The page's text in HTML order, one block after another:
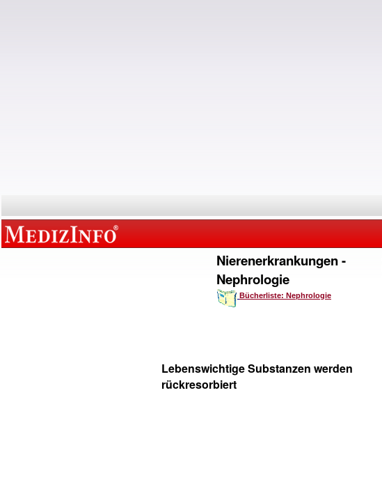
Nierenerkrankungen -
Nephrologie
Bücherliste: Nephrologie
Lebenswichtige Substanzen werden
rückresorbiert